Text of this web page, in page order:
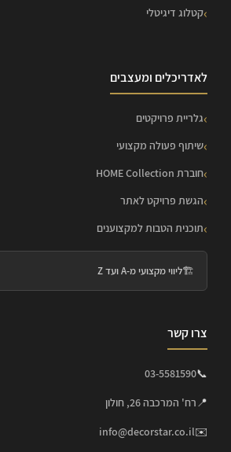
קטלוג דיגיטלי
לאדריכלים ומעצבים
גלריית פרויקטים
שיתוף פעולה מקצועי
חוברת HOME Collection
הגשת פרויקט לאתר
תוכנית הטבות למקצוענים
🏗️ליווי מקצועי מ-A ועד Z
צרו קשר
📞
03-5581590
📍רח' המרכבה 26, חולון
✉️
info@decorstar.co.il